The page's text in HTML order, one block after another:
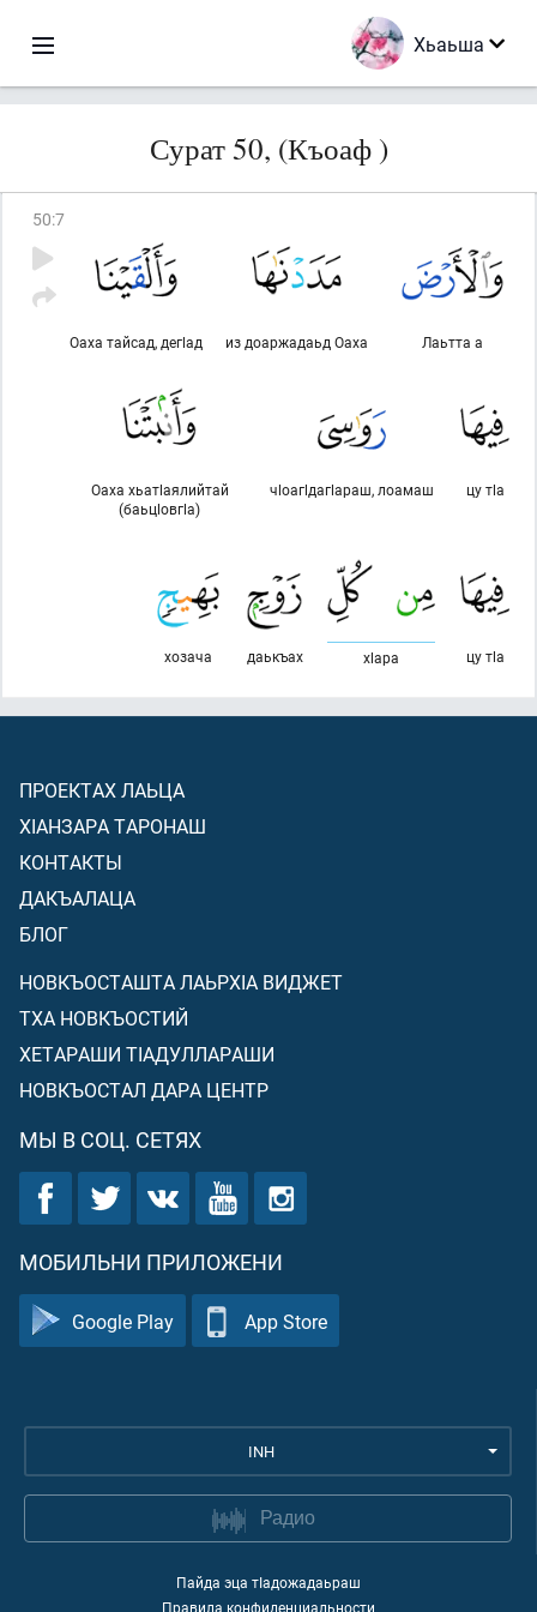
Хьаьша
Сурат 50, (Къоаф )
50:7
Лаьтта а
из доаржадаьд Оаха
Оаха тайсад, дегlад
цу тlа
чlоагlдагlараш, лоамаш
Оаха хьатlаялийтай
(баьцlовгlа)
цу тlа
хlара
даькъах
хозача
ПРОЕКТАХ ЛАЬЦА
ХIАНЗАРА ТАРОНАШ
КОНТАКТЫ
ДАКЪАЛАЦА
БЛОГ
НОВКЪОСТАШТА ЛАЬРХIА ВИДЖЕТ
ТХА НОВКЪОСТИЙ
ХЕТАРАШИ ТIАДУЛЛАРАШИ
НОВКЪОСТАЛ ДАРА ЦЕНТР
МЫ В СОЦ. СЕТЯХ
МОБИЛЬНИ ПРИЛОЖЕНИ
Google Play App Store
INH
Радио
Пайда эца тIадожадаьраш
Правила конфиденциальности